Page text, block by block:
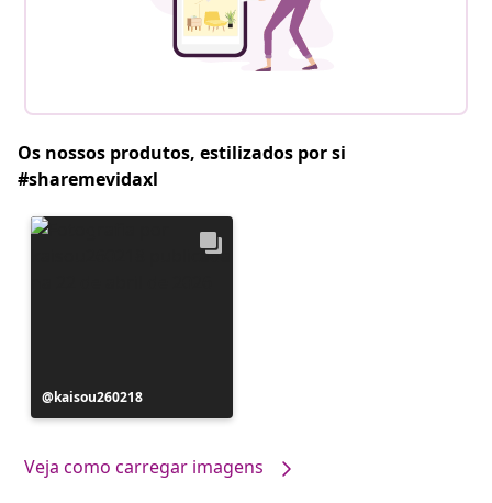
Os nossos produtos, estilizados por si
#sharemevidaxl
Postagem
publicada
kaisou260218
Veja como carregar imagens